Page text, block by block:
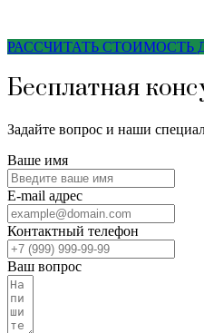
РАССЧИТАТЬ СТОИМОСТЬ
Бесплатная
Задайте вопрос и наши
Ваше имя
E-mail адрес
Контактный телефон
Ваш вопрос